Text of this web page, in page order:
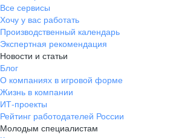
Все сервисы
Хочу у вас работать
Производственный календарь
Экспертная рекомендация
Новости и статьи
Блог
О компаниях в игровой форме
Жизнь в компании
ИТ-проекты
Рейтинг работодателей России
Молодым специалистам